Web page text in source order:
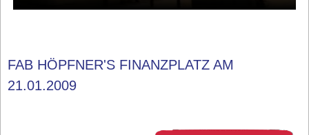
FAB HÖPFNER'S FINANZPLATZ AM
21.01.2009